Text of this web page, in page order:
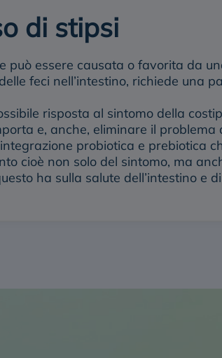
di stipsi
può essere causata o favorita da
feci nell’intestino, richiede una
risposta al sintomo della
e, anche, eliminare il
integrazione probiotica e prebiotica
cioè non solo del sintomo, ma
ha sulla salute dell’intestino e